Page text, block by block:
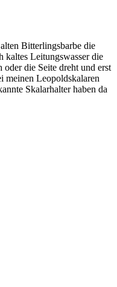
Bitterlingsbarbe die
kaltes Leitungswasser die
oder die Seite dreht und erst
meinen Leopoldskalaren
Skalarhalter haben da